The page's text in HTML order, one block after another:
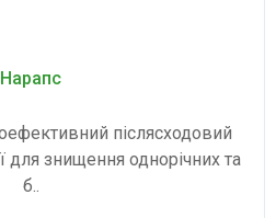
Нарапс
післясходовий
для знищення однорічних та
б..